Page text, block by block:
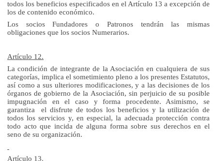
todos los beneficios especificados en el Artículo 13 a excepción de
los de contenido económico.
Los socios Fundadores o Patronos tendrán las mismas
obligaciones que los socios Numerarios.
Artículo 12.
La condición de integrante de la Asociación en cualquiera de sus
categorías, implica el sometimiento pleno a los presentes Estatutos,
así como a sus ulteriores modificaciones, y a las decisiones de los
órganos de gobierno de la Asociación, sin perjuicio de su posible
impugnación en el caso y forma procedente. Asimismo, se
garantiza el disfrute de todos los beneficios y la utilización de
todos los servicios y, en especial, la adecuada protección contra
todo acto que incida de alguna forma sobre sus derechos en el
seno de su organización.
Artículo 13.